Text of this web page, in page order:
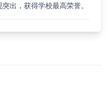
出，获得学校最高荣誉。